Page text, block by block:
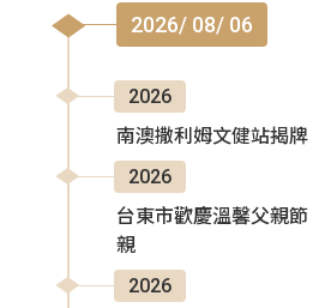
2026/ 08/ 06
2026
南澳撒利姆文健站揭
2026
台東市歡慶溫馨父親
親
2026